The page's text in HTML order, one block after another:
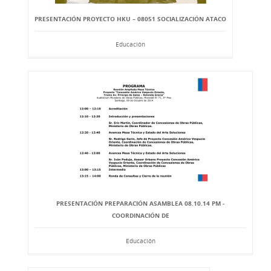
PRESENTACIÓN PROYECTO HKU – 08051 SOCIALIZACIÓN ATACO
Educación
PRESENTACIÓN PREPARACIÓN ASAMBLEA 08.10.14 PM -
COORDINACIÓN DE
Educación